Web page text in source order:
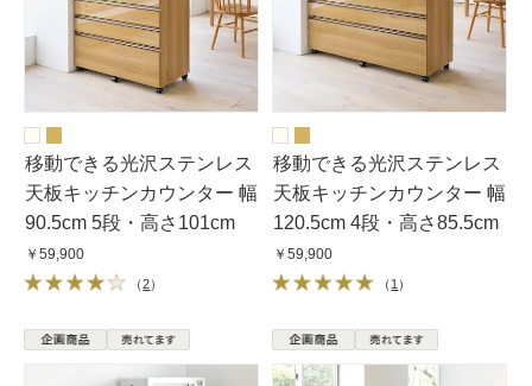
移動できる光沢ステンレス
天板キッチンカウンター 幅
90.5cm 5段・高さ101cm
￥59,900
（2）
移動できる光沢ステンレス
天板キッチンカウンター 幅
120.5cm 4段・高さ85.5cm
￥59,900
（ 1 ）